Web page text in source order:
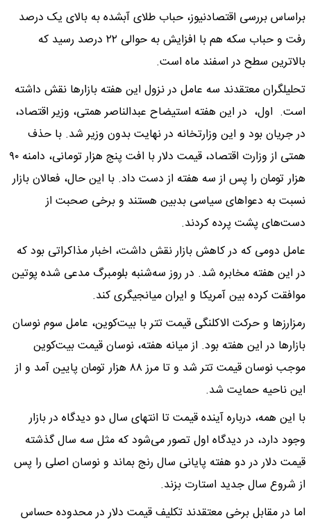
براساس بررسی اقتصادنیوز، حباب طلای آبشده به بالای یک درصد
رفت و حباب سکه هم با افزایش به حوالی ۲۲ درصد رسید که
بالاترین سطح در اسفند ماه است.
تحلیلگران معتقدند سه عامل در نزول این هفته بازارها نقش داشته
است. اول، در این هفته استیضاح عبدالناصر همتی، وزیر اقتصاد،
در جریان بود و این وزارتخانه در نهایت بدون وزیر شد. با حذف
همتی از وزارت اقتصاد، قیمت دلار با افت پنج هزار تومانی، دامنه ۹۰
هزار تومان را پس از سه هفته از دست داد. با این حال، فعالان بازار
نسبت به دعواهای سیاسی بدبین هستند و برخی صحبت از
دست‌های پشت پرده کردند.
عامل دومی که در کاهش بازار نقش داشت، اخبار مذاکراتی بود که
در این هفته مخابره شد. در روز سه‌شنبه بلومبرگ مدعی شده پوتین
موافقت کرده بین آمریکا و ایران میانجیگری کند.
رمزارزها و حرکت الاکلنگی قیمت تتر با بیت‌کوین، عامل سوم نوسان
بازارها در این هفته بود. از میانه هفته، نوسان قیمت بیت‌کوین
موجب نوسان قیمت تتر شد و تا مرز ۸۸ هزار تومان پایین آمد و از
این ناحیه حمایت شد.
با این همه، درباره آینده قیمت تا انتهای سال دو دیدگاه در بازار
وجود دارد، در دیدگاه اول تصور می‌شود که مثل سه سال گذشته
قیمت دلار در دو هفته پایانی سال رنج بماند و نوسان اصلی را پس
از شروع سال جدید استارت بزند.
اما در مقابل برخی معتقدند تکلیف قیمت دلار در محدوده حساس